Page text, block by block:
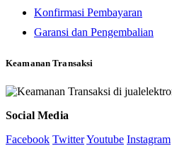
Konfirmasi Pembayaran
Garansi dan Pengembalian
Keamanan Transaksi
Social Media
Facebook TwitterYoutube Instagram